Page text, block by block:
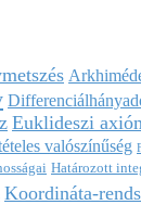
Euklideszi
valószínűség
Határozott
Koordináta-